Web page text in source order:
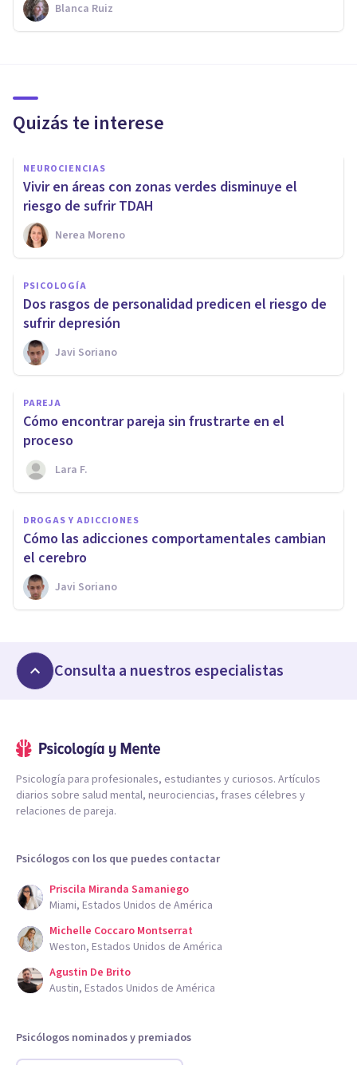
Blanca Ruiz
Quizás te interese
NEUROCIENCIAS
Vivir en áreas con zonas verdes disminuye el
riesgo de sufrir TDAH
Nerea Moreno
PSICOLOGÍA
Dos rasgos de personalidad predicen el riesgo de
sufrir depresión
Javi Soriano
PAREJA
Cómo encontrar pareja sin frustrarte en el
proceso
Lara F.
DROGAS Y ADICCIONES
Cómo las adicciones comportamentales cambian
el cerebro
Javi Soriano
Consulta a nuestros especialistas
Psicología para profesionales, estudiantes y curiosos. Artículos
diarios sobre salud mental, neurociencias, frases célebres y
relaciones de pareja.
Psicólogos con los que puedes contactar
Priscila Miranda Samaniego
Miami, Estados Unidos de América
Michelle Coccaro Montserrat
Weston, Estados Unidos de América
Agustin De Brito
Austin, Estados Unidos de América
Psicólogos nominados y premiados